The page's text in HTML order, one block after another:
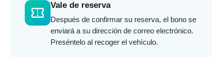
confirmation_number
Vale de reserva
Después de confirmar su reserva, el bono se
enviará a su dirección de correo electrónico.
Preséntelo al recoger el vehículo.